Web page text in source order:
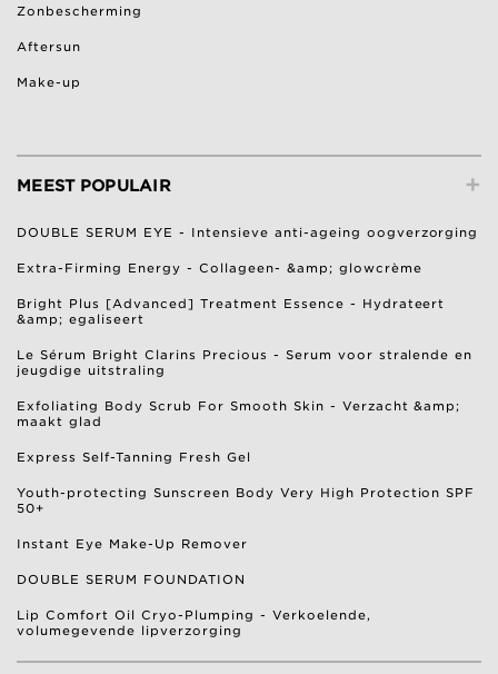
Zonbescherming
Aftersun
Make-up
+
MEEST POPULAIR
DOUBLE SERUM EYE - Intensieve anti-ageing oogverzorging
Extra-Firming Energy - Collageen- &amp; glowcrème
Bright Plus [Advanced] Treatment Essence - Hydrateert
&amp; egaliseert
Le Sérum Bright Clarins Precious - Serum voor stralende en
jeugdige uitstraling
Exfoliating Body Scrub For Smooth Skin - Verzacht &amp;
maakt glad
Express Self-Tanning Fresh Gel
Youth-protecting Sunscreen Body Very High Protection SPF
50+
Instant Eye Make-Up Remover
DOUBLE SERUM FOUNDATION
Lip Comfort Oil Cryo-Plumping - Verkoelende,
volumegevende lipverzorging